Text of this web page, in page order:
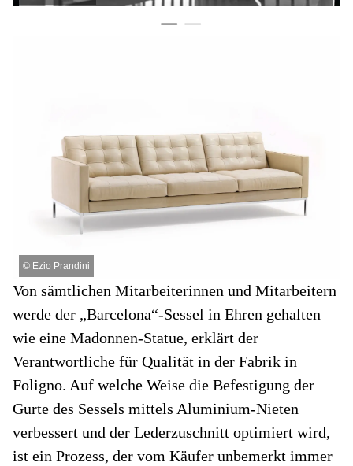
© Ezio Prandini
Von sämtlichen Mitarbeiterinnen und Mitarbeitern
werde der „Barcelona“-Sessel in Ehren gehalten
wie eine Madonnen-Statue, erklärt der
Verantwortliche für Qualität in der Fabrik in
Foligno. Auf welche Weise die Befestigung der
Gurte des Sessels mittels Aluminium-Nieten
verbessert und der Lederzuschnitt optimiert wird,
ist ein Prozess, der vom Käufer unbemerkt immer